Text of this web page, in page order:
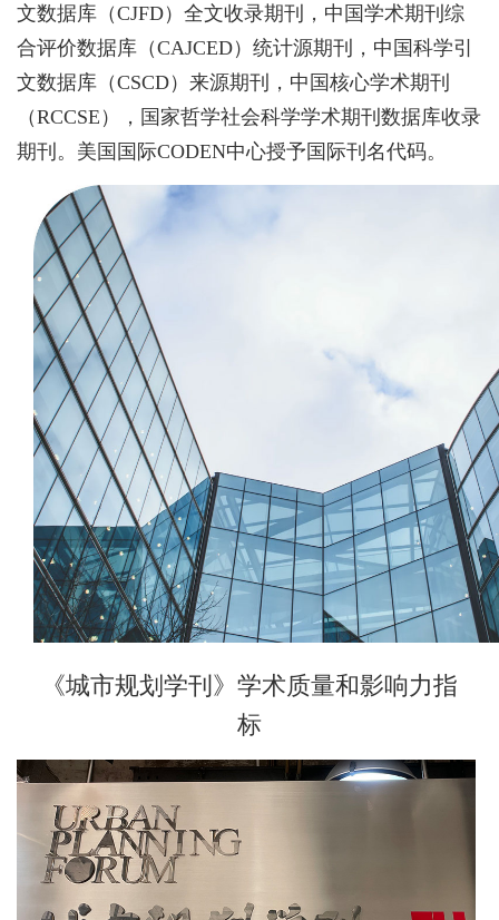
文数据库（CJFD）全文收录期刊，中国学术期刊综
合评价数据库（CAJCED）统计源期刊，中国科学引
文数据库（CSCD）来源期刊，中国核心学术期刊
（RCCSE），国家哲学社会科学学术期刊数据库收录
期刊。美国国际CODEN中心授予国际刊名代码。
《城市规划学刊》学术质量和影响力指
标